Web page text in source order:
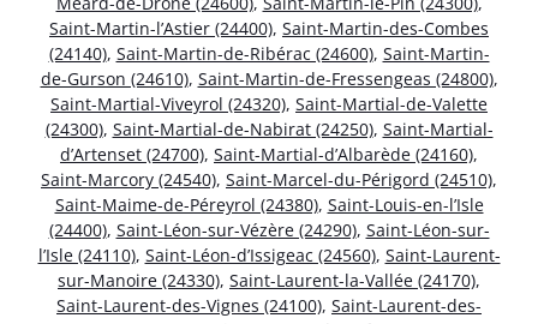
Saint-Martin-l’Astier (24400), Saint-Martin-des-Combes
(24140), Saint-Martin-de-Ribérac (24600), Saint-Martin-
de-Gurson (24610), Saint-Martin-de-Fressengeas (24800),
Saint-Martial-Viveyrol (24320), Saint-Martial-de-Valette
(24300), Saint-Martial-de-Nabirat (24250), Saint-Martial-
d’Artenset (24700), Saint-Martial-d’Albarède (24160),
Saint-Marcory (24540), Saint-Marcel-du-Périgord (24510),
Saint-Maime-de-Péreyrol (24380), Saint-Louis-en-l’Isle
(24400), Saint-Léon-sur-Vézère (24290), Saint-Léon-sur-
l’Isle (24110), Saint-Léon-d’Issigeac (24560), Saint-Laurent-
sur-Manoire (24330), Saint-Laurent-la-Vallée (24170),
Saint-Laurent-des-Vignes (24100), Saint-Laurent-des-